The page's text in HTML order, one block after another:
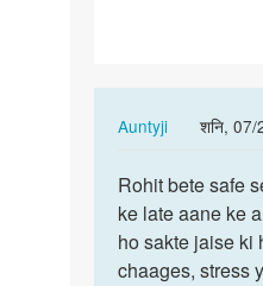
Auntyji
शनि, 07/
In
to
Surakchit
sex
hone
Rohit
bete
safe
sex
Rohit bete safe
ke late aane ke
ho sakte jaise ki
chaages, stress